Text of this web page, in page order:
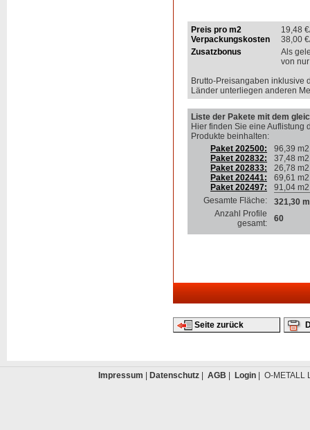
Preis pro m2 19,48
Verpackungskosten
38,00
Zusatzbonus
Als
von
Brutto-Preisangaben inklusive
Länder unterliegen anderen
Liste der Pakete mit dem
Hier finden Sie eine Auflistung
Produkte beinhalten:
Paket 202500:
Paket 202832:
Paket 202833:
Paket 202441:
Paket 202497:
96,39 m2
37,48 m2
26,78 m2
69,61 m2
91,04 m2
Gesamte Fläche:
321,30 m
Anzahl Profile
gesamt:
60
Seite zurück
Impressum Datenschutz| AGB Login| O-METALL